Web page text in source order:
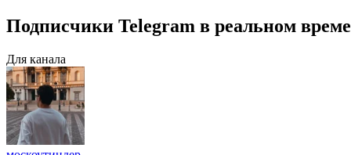
Подписчики Telegram в реальном
Для канала